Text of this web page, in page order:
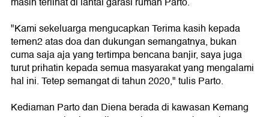
"Kami sekeluarga mengucapkan Terima kasih kepada
temen2 atas doa dan dukungan semangatnya, bukan
cuma saja aja yang tertimpa bencana banjir, saya juga
turut prihatin kepada semua masyarakat yang mengalami
hal ini. Tetep semangat di tahun 2020," tulis Parto.
Kediaman Parto dan Diena berada di kawasan Kemang